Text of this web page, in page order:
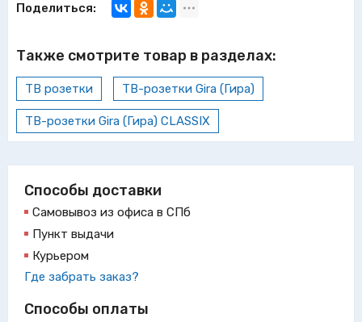
Поделиться:
Также смотрите товар в разделах:
ТВ розетки ТВ-розетки Gira (Гира)
ТВ-розетки Gira (Гира) CLASSIX
Способы доставки
Самовывоз из офиса в СПб
Пункт выдачи
Курьером
Где забрать заказ?
Способы оплаты